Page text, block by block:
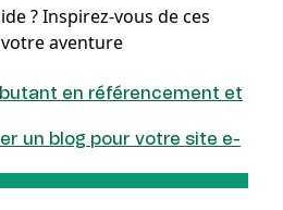
?Inspirez-vous de ces
aventure
en référencement et
un blog pour votre site e-